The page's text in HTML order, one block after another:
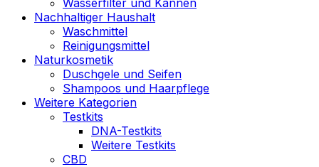
Nachhaltiger Haushalt
Waschmittel
Reinigungsmittel
Naturkosmetik
Duschgele und Seifen
Shampoos und Haarpflege
Weitere Kategorien
Testkits
DNA-Testkits
Weitere Testkits
CBD